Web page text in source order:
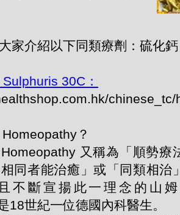
家介紹以下同類療劑：硫化
30C：
？
Homeopathy 又稱為「順勢療
同者能治癒」或「同類相治
不斷宣揚此一理念的山
18世紀一位德國內科醫生。